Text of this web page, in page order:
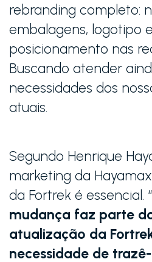
rebranding completo:
embalagens, logotipo
posicionamento nas
Buscando atender
necessidades dos
atuais.
Segundo Henrique
marketing da
da Fortrek é essencial. “
mudança faz parte
atualização da
necessidade de